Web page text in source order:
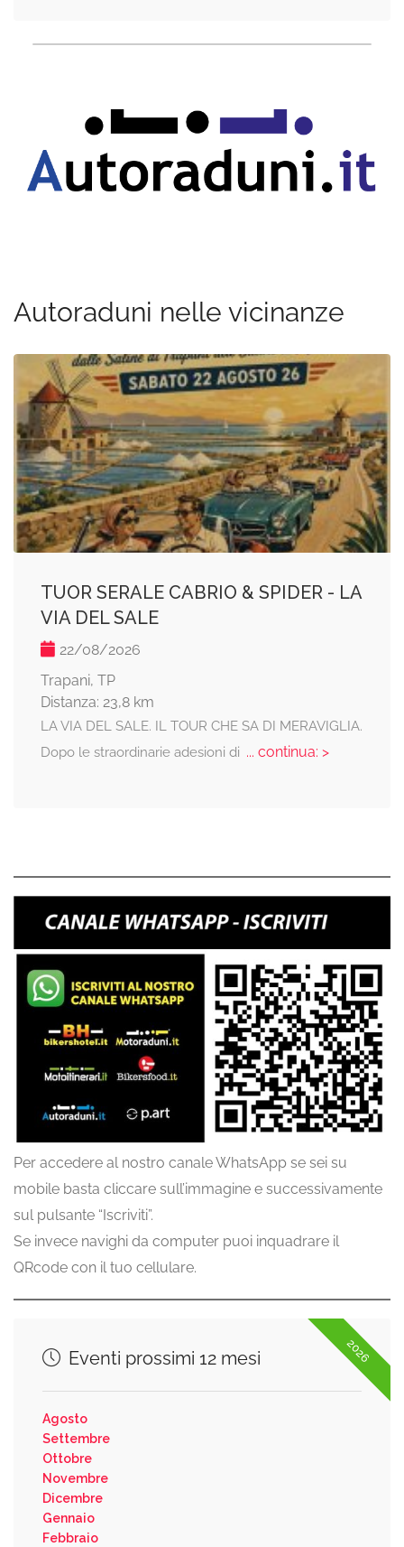
Autoraduni nelle vicinanze
TUOR SERALE CABRIO & SPIDER - LA
VIA DEL SALE
22/08/2026
Trapani, TP
Distanza: 23,8 km
LA VIA DEL SALE. IL TOUR CHE SA DI MERAVIGLIA.
Dopo le straordinarie adesioni di ... continua: >
Per accedere al nostro canale WhatsApp se sei su
mobile basta cliccare sull’immagine e successivamente
sul pulsante “Iscriviti”.
Se invece navighi da computer puoi inquadrare il
QRcode con il tuo cellulare.
2026
Eventi prossimi 12 mesi
Agosto
Settembre
Ottobre
Novembre
Dicembre
Gennaio
Febbraio